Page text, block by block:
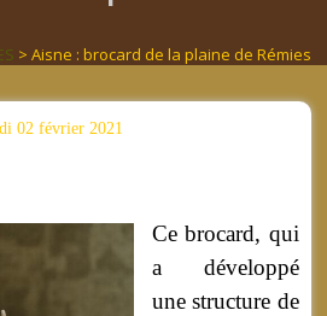
> Aisne : brocard de la plaine de Rémies
02 février 2021
Ce brocard, qui
a développé
une structure de